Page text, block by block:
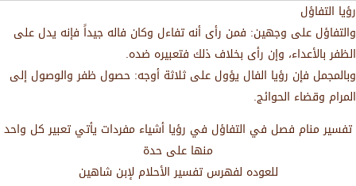
رؤيا التفاؤل
والتفاؤل على وجهين: فمن رأى أنه تفاءل وكان فاله جيداً فإنه يدل على
الظفر بالأعداء، وإن رأى بخلاف ذلك فتعبيره ضده.
وبالمجمل فإن رؤيا الفال يؤول على ثلاثة أوجه: حصول ظفر والوصول إلى
المرام وقضاء الحوائج.
تفسير منام فصل في التفاؤل في رؤيا أشياء مفردات يأتي تعبير كل واحد
منها على حدة
للعوده لفهرس تفسير الأحلام لإبن شاهين